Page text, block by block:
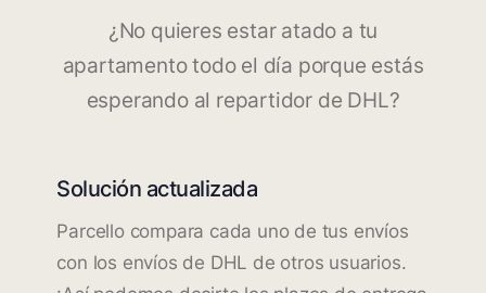
¿No quieres estar atado a tu
apartamento todo el día porque estás
esperando al repartidor de DHL?
Solución actualizada
Parcello compara cada uno de tus envíos
con los envíos de DHL de otros usuarios.